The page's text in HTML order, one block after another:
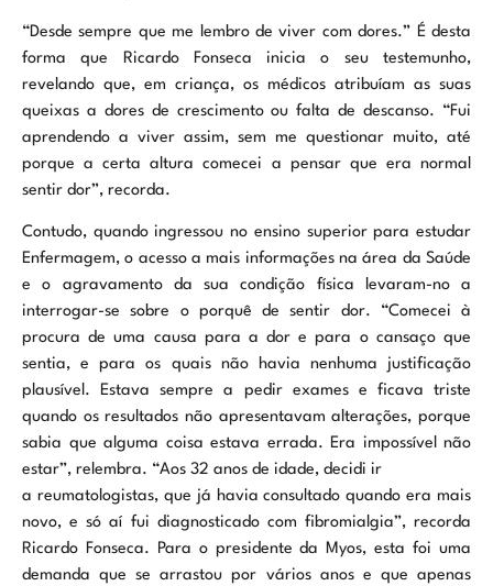
“Desde sempre que me lembro de viver com dores.” É desta
forma que Ricardo Fonseca inicia o seu testemunho,
revelando que, em criança, os médicos atribuíam as suas
queixas a dores de crescimento ou falta de descanso. “Fui
aprendendo a viver assim, sem me questionar muito, até
porque a certa altura comecei a pensar que era normal
sentir dor”, recorda.
Contudo, quando ingressou no ensino superior para estudar
Enfermagem, o acesso a mais informações na área da Saúde
e o agravamento da sua condição física levaram-no a
interrogar-se sobre o porquê de sentir dor. “Comecei à
procura de uma causa para a dor e para o cansaço que
sentia, e para os quais não havia nenhuma justificação
plausível. Estava sempre a pedir exames e ficava triste
quando os resultados não apresentavam alterações, porque
sabia que alguma coisa estava errada. Era impossível não
estar”, relembra. “Aos 32 anos de idade, decidi ir
a reumatologistas, que já havia consultado quando era mais
novo, e só aí fui diagnosticado com fibromialgia”, recorda
Ricardo Fonseca. Para o presidente da Myos, esta foi uma
demanda que se arrastou por vários anos e que apenas